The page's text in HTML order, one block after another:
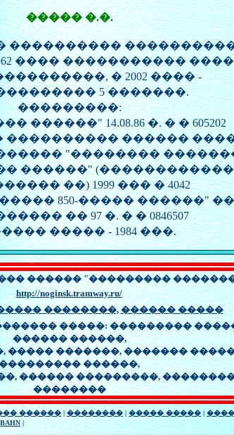
����� �.�.
����������
���� �����������
� 2002 ���� -
5 �������.
���������:
������" 14.08.86 �. � � 605202
���������� ������
"��������
������" (������������
��) 1999 ��� � 4042
850-����� ������"
�� 97 �. � � 0846507
����� - 1984 ���.
������ "���������
http://noginsk.tramway.ru/
��������,������ �����
�����: ���������
������ ������,
����� �������, �������
������,
, ������ ���������,
��������
������ |�������� |����� ����� |
BAHN |